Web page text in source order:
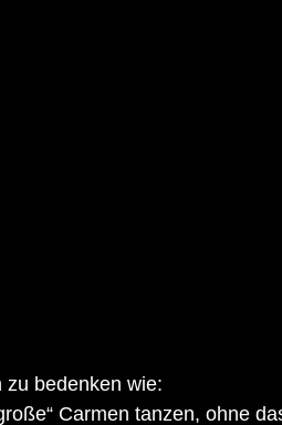
zu bedenken wie:
Carmen tanzen, ohne